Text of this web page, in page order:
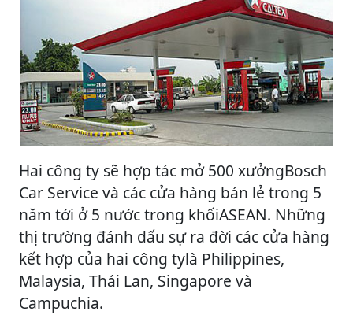
Hai công ty sẽ hợp tác mở 500 xưởngBosch
Car Service và các cửa hàng bán lẻ trong 5
năm tới ở 5 nước trong khốiASEAN. Những
thị trường đánh dấu sự ra đời các cửa hàng
kết hợp của hai công tylà Philippines,
Malaysia, Thái Lan, Singapore và
Campuchia.